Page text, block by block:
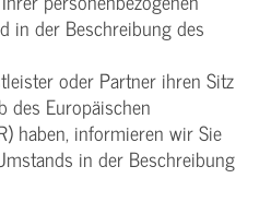
in der Beschreibung des
oder Partner ihren Sitz
des Europäischen
haben, informieren wir Sie
in der Beschreibung